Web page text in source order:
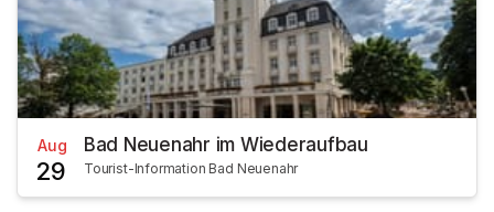
Aug
29
Bad Neuenahr im Wiederaufbau
Tourist-Information Bad Neuenahr